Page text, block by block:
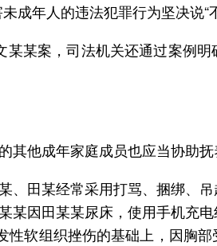
年人的违法犯罪行为坚决说“
某案，司法机关还通过案例
他成年家庭成员也应当协助抚
田某经常采用打骂、捆绑、吊
因田某某尿床，使用手机充
软组织挫伤的基础上，因胸部